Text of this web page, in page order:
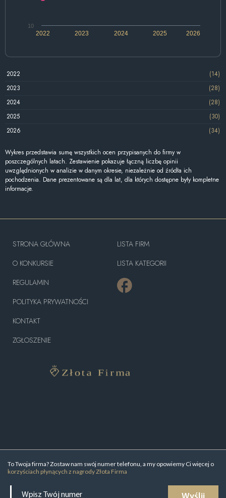
2022 2024 2026
2023 2025
10
2022
(14)
2023
(28)
2024
(28)
2025
(30)
2026
(34)
Wykres przedstawia sumę wszystkich ocen przypisanych do firmy w
poszczególnych latach. Zestawienie pokazuje łączną liczbę opinii
uwzględnionych w analizie w danym okresie, niezależnie od źródła ich
pochodzenia. Dane prezentowane są dla lat, dla których dostępne były kompletne
informacje.
To Twoja firma? Zostaw nam swój numer telefonu, a my opowiemy Ci więcej o
korzyściach płynących z nagrody Złota Firma
STRONA GŁÓWNA
O KONKURSIE
REGULAMIN
POLITYKA PRYWATNOŚCI
KONTAKT
ZGŁOSZENIE
LISTA FIRM
LISTA KATEGORII